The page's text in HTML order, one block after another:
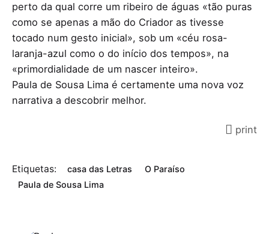
perto da qual corre um ribeiro de águas «tão puras
como se apenas a mão do Criador as tivesse
tocado num gesto inicial», sob um «céu rosa-
laranja-azul como o do início dos tempos», na
«primordialidade de um nascer inteiro».
Paula de Sousa Lima é certamente uma nova voz
narrativa a descobrir melhor.
print
Etiquetas: casa das Letras
O Paraíso
Paula de Sousa Lima